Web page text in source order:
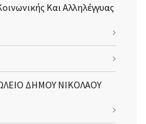
Και Αλληλέγγυας
ΔΗΜΟΥ ΝΙΚΟΛΑΟΥ